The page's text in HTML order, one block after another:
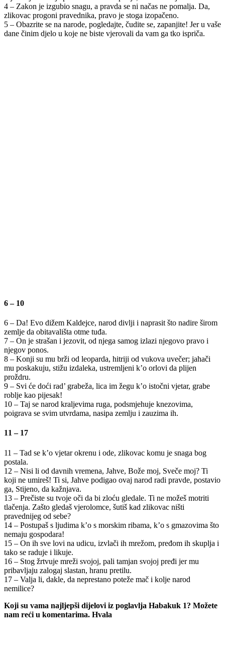
4 – Zakon je izgubio snagu, a pravda se ni načas ne pomalja. Da,
zlikovac progoni pravednika, pravo je stoga izopačeno.
5 – Obazrite se na narode, pogledajte, čudite se, zapanjite! Jer u vaše
dane činim djelo u koje ne biste vjerovali da vam ga tko ispriča.
6 – 10
6 – Da! Evo dižem Kaldejce, narod divlji i naprasit što nadire širom
zemlje da obitavališta otme tuđa.
7 – On je strašan i jezovit, od njega samog izlazi njegovo pravo i
njegov ponos.
8 – Konji su mu brži od leoparda, hitriji od vukova uvečer; jahači
mu poskakuju, stižu izdaleka, ustremljeni k’o orlovi da plijen
proždru.
9 – Svi će doći rad’ grabeža, lica im žegu k’o istočni vjetar, grabe
roblje kao pijesak!
10 – Taj se narod kraljevima ruga, podsmjehuje knezovima,
poigrava se svim utvrdama, nasipa zemlju i zauzima ih.
11 – 17
11 – Tad se k’o vjetar okrenu i ode, zlikovac komu je snaga bog
postala.
12 – Nisi li od davnih vremena, Jahve, Bože moj, Sveče moj? Ti
koji ne umireš! Ti si, Jahve podigao ovaj narod radi pravde, postavio
ga, Stijeno, da kažnjava.
13 – Prečiste su tvoje oči da bi zloću gledale. Ti ne možeš motriti
tlačenja. Zašto gledaš vjerolomce, šutiš kad zlikovac ništi
pravednijeg od sebe?
14 – Postupaš s ljudima k’o s morskim ribama, k’o s gmazovima što
nemaju gospodara!
15 – On ih sve lovi na udicu, izvlači ih mrežom, pređom ih skuplja i
tako se raduje i likuje.
16 – Stog žrtvuje mreži svojoj, pali tamjan svojoj pređi jer mu
pribavljaju zalogaj slastan, hranu pretilu.
17 – Valja li, dakle, da neprestano poteže mač i kolje narod
nemilice?
Koji su vama najljepši dijelovi iz poglavlja Habakuk 1? Možete
nam reći u komentarima. Hvala